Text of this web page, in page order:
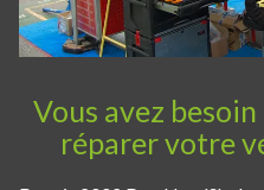
Vous avez
réparer votre